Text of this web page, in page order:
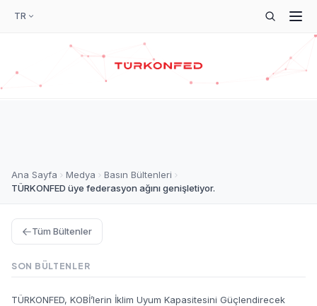
TR
Ana Sayfa Medya
Basın Bültenleri
TÜRKONFED üye federasyon ağını genişletiyor.
Tüm Bültenler
SON BÜLTENLER
TÜRKONFED, KOBİ’lerin İklim Uyum Kapasitesini Güçlendirecek